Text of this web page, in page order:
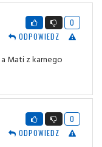
0
ODPOWIEDZ
Mati z karnego
0
ODPOWIEDZ